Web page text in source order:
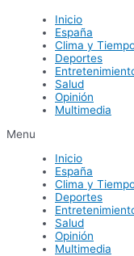
Inicio
España
Clima y
Deportes
Salud
Opinión
Multimedia
Menu
Inicio
España
Clima y
Deportes
Salud
Opinión
Multimedia